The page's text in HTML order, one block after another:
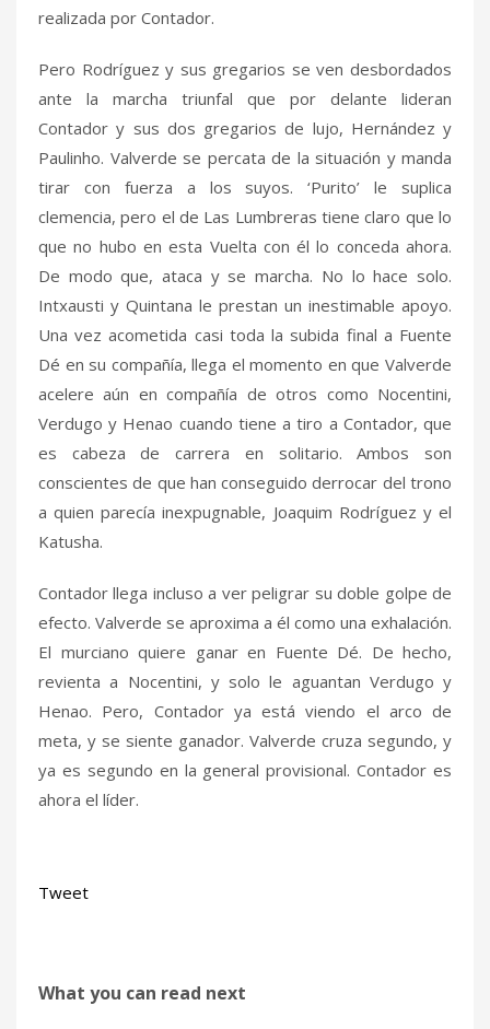
realizada por Contador.
Pero Rodríguez y sus gregarios se ven desbordados
ante la marcha triunfal que por delante lideran
Contador y sus dos gregarios de lujo, Hernández y
Paulinho. Valverde se percata de la situación y manda
tirar con fuerza a los suyos. ‘Purito’ le suplica
clemencia, pero el de Las Lumbreras tiene claro que lo
que no hubo en esta Vuelta con él lo conceda ahora.
De modo que, ataca y se marcha. No lo hace solo.
Intxausti y Quintana le prestan un inestimable apoyo.
Una vez acometida casi toda la subida final a Fuente
Dé en su compañía, llega el momento en que Valverde
acelere aún en compañía de otros como Nocentini,
Verdugo y Henao cuando tiene a tiro a Contador, que
es cabeza de carrera en solitario. Ambos son
conscientes de que han conseguido derrocar del trono
a quien parecía inexpugnable, Joaquim Rodríguez y el
Katusha.
Contador llega incluso a ver peligrar su doble golpe de
efecto. Valverde se aproxima a él como una exhalación.
El murciano quiere ganar en Fuente Dé. De hecho,
revienta a Nocentini, y solo le aguantan Verdugo y
Henao. Pero, Contador ya está viendo el arco de
meta, y se siente ganador. Valverde cruza segundo, y
ya es segundo en la general provisional. Contador es
ahora el líder.
Tweet
What you can read next